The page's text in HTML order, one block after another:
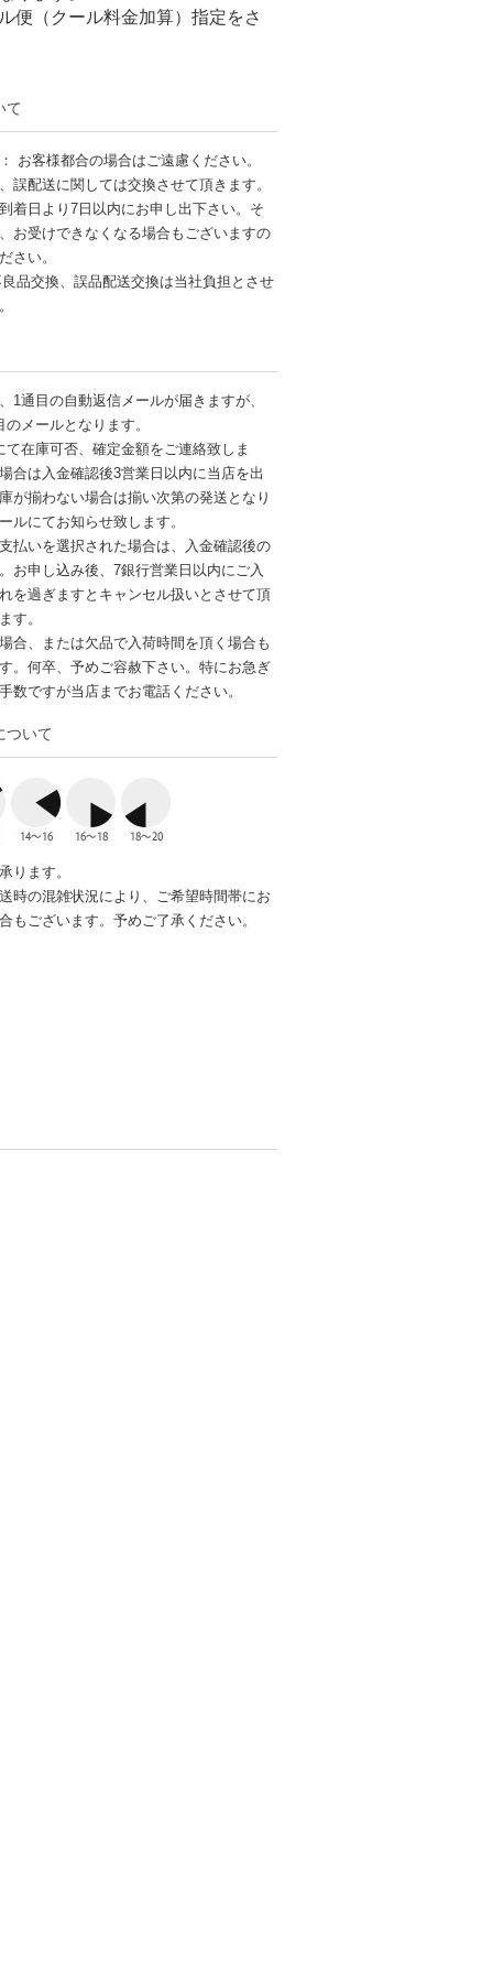
便（クール料金加算）指定をさ
て
お客様都合の場合はご遠慮ください。
誤配送に関しては交換させて頂きます。
着日より7日以内にお申し出下さい。そ
お受けできなくなる場合もございますの
さい。
品交換、誤品配送交換は当社負担とさせ
1通目の自動返信メールが届きますが、
メールとなります。
て在庫可否、確定金額をご連絡致しま
合は入金確認後3営業日以内に当店を出
が揃わない場合は揃い次第の発送となり
ルにてお知らせ致します。
払いを選択された場合は、入金確認後の
お申し込み後、7銀行営業日以内にご入
を過ぎますとキャンセル扱いとさせて頂
す。
合、または欠品で入荷時間を頂く場合も
。何卒、予めご容赦下さい。特にお急ぎ
数ですが当店までお電話ください。
ついて
ります。
時の混雑状況により、ご希望時間帯にお
もございます。予めご了承ください。